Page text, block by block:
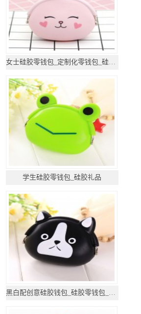
女士硅胶零钱包_定制化零钱包_硅胶礼品
学生硅胶零钱包_硅胶礼品
黑白配创意硅胶钱包_硅胶零钱包_硅胶礼品